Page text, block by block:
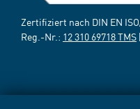
Zertifiziert nach DIN EN
Reg.-Nr.: 12 310 69718 TMS